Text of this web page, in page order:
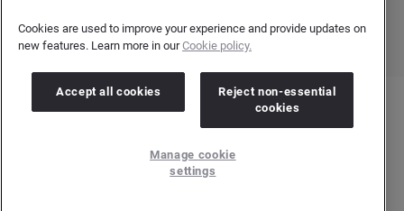
Cookies are used to improve your experience and provide updates on
new features. Learn more in ourCookie policy.
Accept all cookies
Reject non-essential
cookies
Manage cookie
settings